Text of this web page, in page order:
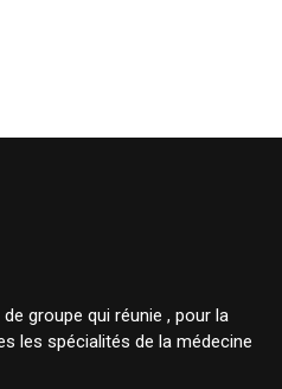
groupe qui réunie , pour la
les spécialités de la médecine